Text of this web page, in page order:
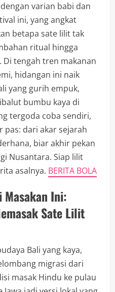
varian babi dan
ini, yang angkat
betapa sate lilit tak
ritual hingga
Di tengah tren makanan
hidangan ini naik
yang gurih empuk,
bumbu kaya di
tergoda coba sendiri,
pas: dari akar sejarah
biar akhir pekan
Nusantara. Siap lilit
asalnya. BERITA BOLA
Masakan Ini:
Sate Lilit
Bali yang kaya,
migrasi dari
masak Hindu ke pulau